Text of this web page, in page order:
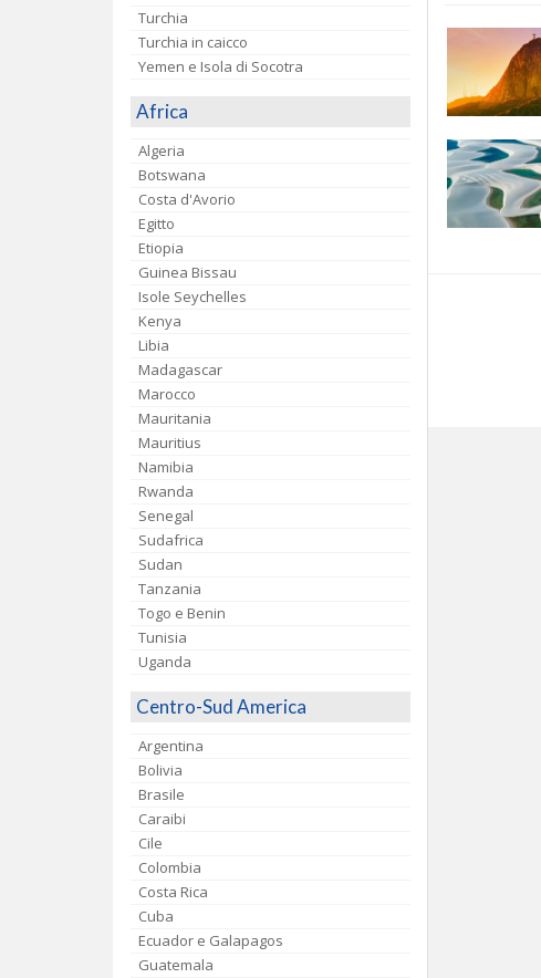
Turchia
Turchia in caicco
Yemen e Isola di Socotra
Africa
Algeria
Botswana
Costa d'Avorio
Egitto
Etiopia
Guinea Bissau
Isole Seychelles
Kenya
Libia
Madagascar
Marocco
Mauritania
Mauritius
Namibia
Rwanda
Senegal
Sudafrica
Sudan
Tanzania
Togo e Benin
Tunisia
Uganda
Centro-Sud America
Argentina
Bolivia
Brasile
Caraibi
Cile
Colombia
Costa Rica
Cuba
Ecuador e Galapagos
Guatemala